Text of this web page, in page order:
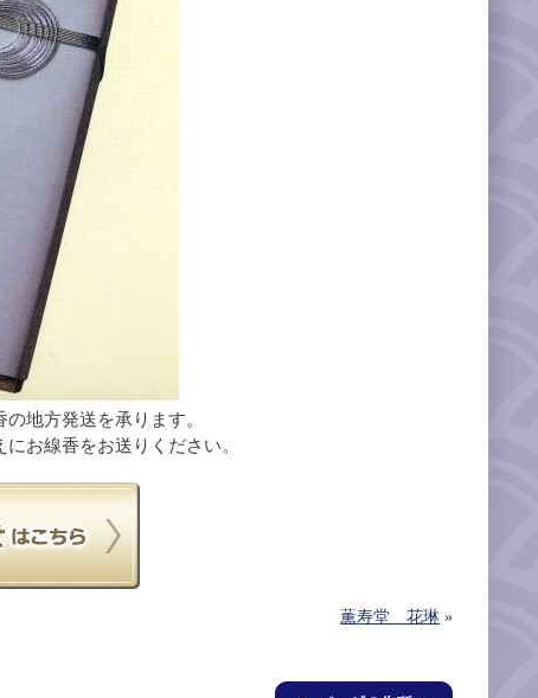
地方発送を承ります。
お線香をお送りください。
薫寿堂 花琳 »